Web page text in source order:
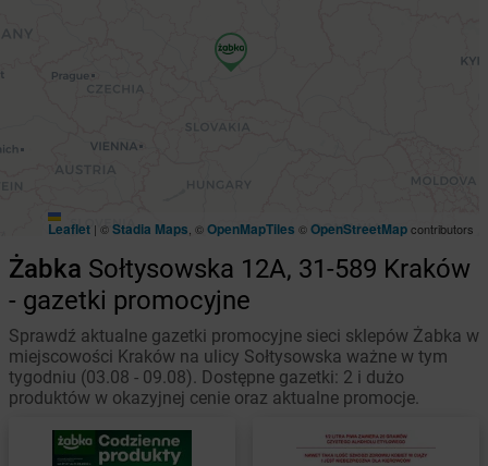
Leaflet | ©Stadia Maps , ©OpenMapTiles ©OpenStreetMapcontributors
Żabka Sołtysowska 12A, 31-589 Kraków
- gazetki promocyjne
Sprawdź aktualne gazetki promocyjne sieci sklepów Żabka w
miejscowości Kraków na ulicy Sołtysowska ważne w tym
tygodniu (03.08 - 09.08). Dostępne gazetki: 2 i dużo
produktów w okazyjnej cenie oraz aktualne promocje.